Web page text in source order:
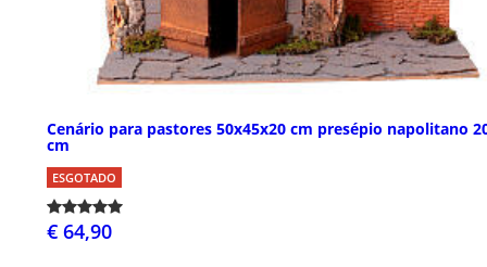
Cenário para pastores 50x45x20 cm presépio napolitano
cm
ESGOTADO
€ 64,90